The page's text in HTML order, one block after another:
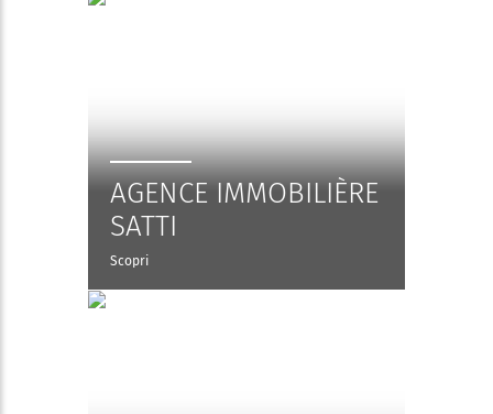
AGENCE IMMOBILIÈRE
SATTI
Scopri